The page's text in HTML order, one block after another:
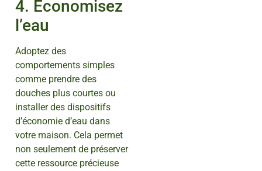
4. Économisez
l’eau
Adoptez des
comportements simples
comme prendre des
douches plus courtes ou
installer des dispositifs
d’économie d’eau dans
votre maison. Cela permet
non seulement de préserver
cette ressource précieuse